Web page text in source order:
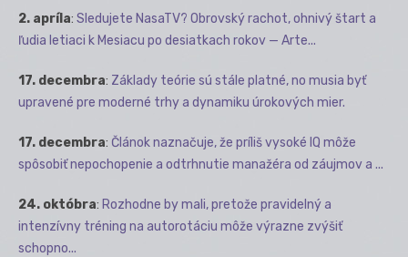
2. apríla: Sledujete NasaTV? Obrovský rachot, ohnivý štart a
ľudia letiaci k Mesiacu po desiatkach rokov — Arte...
17. decembra: Základy teórie sú stále platné, no musia byť
upravené pre moderné trhy a dynamiku úrokových mier.
17. decembra: Článok naznačuje, že príliš vysoké IQ môže
spôsobiť nepochopenie a odtrhnutie manažéra od záujmov a ...
24. októbra: Rozhodne by mali, pretože pravidelný a
intenzívny tréning na autorotáciu môže výrazne zvýšiť
schopno...